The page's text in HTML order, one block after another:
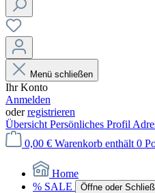
Menü schließen
Ihr Konto
Anmelden
oderregistrieren
Übersicht Persönliches Profil
0,00 € Warenkorb enthält 0
Home
% SALE
Öffne oder